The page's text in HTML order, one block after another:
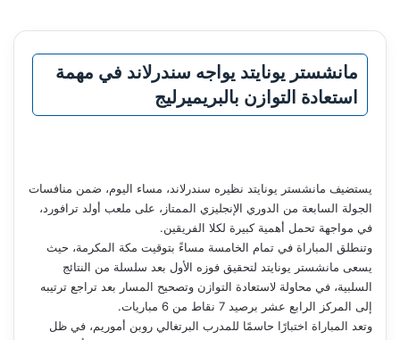
مانشستر يونايتد يواجه سندرلاند في مهمة
استعادة التوازن بالبريميرليج
يستضيف مانشستر يونايتد نظيره سندرلاند، مساء اليوم، ضمن منافسات
الجولة السابعة من الدوري الإنجليزي الممتاز، على ملعب أولد ترافورد،
في مواجهة تحمل أهمية كبيرة لكلا الفريقين.
وتنطلق المباراة في تمام الخامسة مساءً بتوقيت مكة المكرمة، حيث
يسعى مانشستر يونايتد لتحقيق فوزه الأول بعد سلسلة من النتائج
السلبية، في محاولة لاستعادة التوازن وتصحيح المسار بعد تراجع ترتيبه
إلى المركز الرابع عشر برصيد 7 نقاط من 6 مباريات.
وتعد المباراة اختبارًا حاسمًا للمدرب البرتغالي روبن أموريم، في ظل